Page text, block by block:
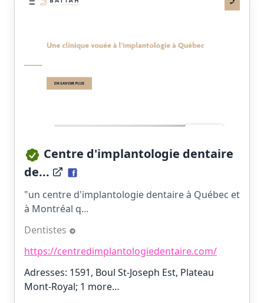
Centre d'implantologie dentaire
de...
"un centre d'implantologie dentaire à Québec et
à Montréal q...
Dentistes
https://centredimplantologiedentaire.com/
Adresses: 1591, Boul St-Joseph Est, Plateau
Mont-Royal; 1 more…